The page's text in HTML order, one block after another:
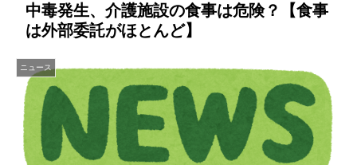
中毒発生、介護施設の食事は危険？【食事
は外部委託がほとんど】
ニュース